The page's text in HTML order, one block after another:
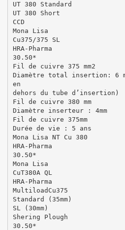
UT 380 Standard
UT 380 Short
CCD
Mona Lisa
Cu375/375 SL
HRA-Pharma
30.50*
Fil de cuivre 375 mm2
Diamètre total insertion: 6
en
dehors du tube d’insertion)
Fil de cuivre 380 mm
Diamètre inserteur : 4mm
Fil de cuivre 375mm
Durée de vie : 5 ans
Mona Lisa NT Cu 380
HRA-Pharma
30.50*
Mona Lisa
CuT380A QL
HRA-Pharma
MultiloadCu375
Standard (35mm)
SL (30mm)
Shering Plough
30.50*